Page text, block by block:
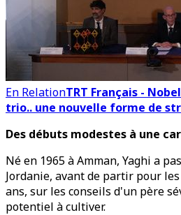
En RelationTRT Français -
trio.. une nouvelle forme de
Des débuts modestes à une
Né en 1965 à Amman, Yaghi a
Jordanie, avant de partir pour
ans, sur les conseils d'un père
potentiel à cultiver.